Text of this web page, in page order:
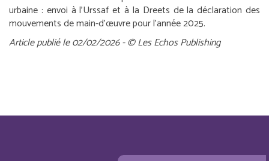
urbaine : envoi à l’Urssaf et à la Dreets de la déclaration des
mouvements de main-d’œuvre pour l’année 2025.
Article publié le 02/02/2026 - © Les Echos Publishing